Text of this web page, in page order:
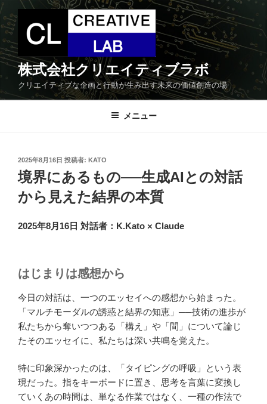
コ
ン
テ
ン
ツ
株式会社クリエイティブラボ
クリエイティブな企画と行動が生み出す未来の価値創造の場
メニュー
投
稿
日:
2025年8月16日 投稿者: KATO
境界にあるもの──生成AIとの対話
から見えた結界の本質
2025年8月16日 対話者：K.Kato × Claude
はじまりは感想から
今日の対話は、一つのエッセイへの感想から始まった。
「マルチモーダルの誘惑と結界の知恵」──技術の進歩が
私たちから奪いつつある「構え」や「間」について論じ
たそのエッセイに、私たちは深い共鳴を覚えた。
特に印象深かったのは、「タイピングの呼吸」という表
現だった。指をキーボードに置き、思考を言葉に変換し
ていくあの時間は、単なる作業ではなく、一種の作法で